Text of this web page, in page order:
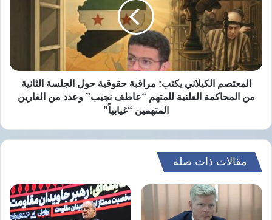
مراقبة
حقوقية
حول
الجلسة
الثانية
من
المحاكمة
العلنية
نجيب”
من
الفارين
المتهمين
المعتصم الكيلاني يكتب: مراقبة حقوقية حول الجلسة الثانية
من المحاكمة العلنية للمتهم “عاطف نجيب” وعدد من الفارين
المتهمين “غيابياً”
مقالات ذات صلة